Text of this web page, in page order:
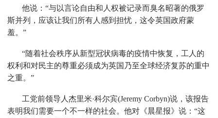
他说：“与以言论自由和人权被记录而臭名昭著的俄罗
斯并列，应该让我们所有人感到担忧，这令英国政府蒙
羞。”
“随着社会秩序从新型冠状病毒的疫情中恢复，工人的
权利和对民主的尊重必须成为英国乃至全球经济复苏的重中
之重。”
工党前领导人杰里米·科尔宾(Jeremy Corbyn)说，该报告
表明我们需要一个不一样的社会。他对《晨星报》说：“这